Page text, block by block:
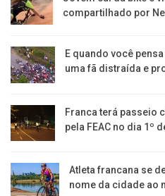
compartilhado por
E quando você
uma fã distraída e
Franca terá passeio
pela FEAC no dia 1º
Atleta francana se
nome da cidade ao